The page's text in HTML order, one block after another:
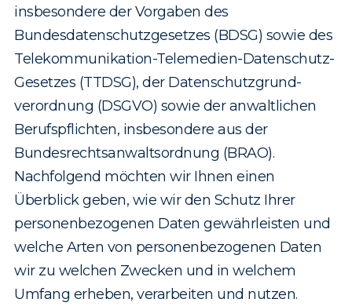
insbesondere der Vorgaben des
Bundesdatenschutzgesetzes (BDSG) sowie des
Telekommunikation-Telemedien-Datenschutz-
Gesetzes (TTDSG), der Datenschutzgrund­
verordnung (DSGVO) sowie der anwaltlichen
Berufspflichten, insbesondere aus der
Bundesrechts­anwaltso­rdnung (BRAO).
Nachfolgend möchten wir Ihnen einen
Überblick geben, wie wir den Schutz Ihrer
personen­bezogenen Daten gewährleisten und
welche Arten von personenbezogenen Daten
wir zu welchen Zwecken und in welchem
Umfang erheben, verarbeiten und nutzen.